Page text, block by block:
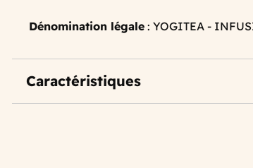
Dénomination légale : YOGITEA -
Caractéristiques